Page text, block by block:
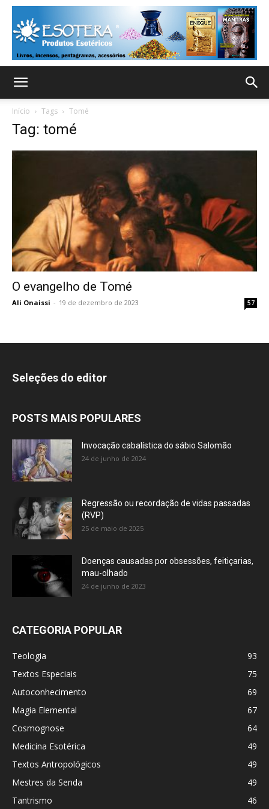
Início Tags Tomé
Tag: tomé
O evangelho de Tomé
Ali Onaissi - 19 de dezembro de 2023 57
Seleções do editor
POSTS MAIS POPULARES
Invocação cabalística do sábio Salomão
24 de junho de 2024
Regressão ou recordação de vidas passadas
(RVP)
25 de maio de 2025
Doenças causadas por obsessões, feitiçarias,
mau-olhado
24 de junho de 2023
CATEGORIA POPULAR
Teologia
93
Textos Especiais
75
Autoconhecimento
69
Magia Elemental
67
Cosmognose
64
Medicina Esotérica
49
Textos Antropológicos
49
Mestres da Senda
49
Tantrismo
46